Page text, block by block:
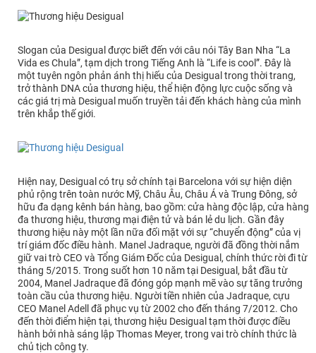
Slogan của Desigual được biết đến với câu nói Tây Ban Nha “La
Vida es Chula”, tạm dịch trong Tiếng Anh là “Life is cool”. Đây là
một tuyên ngôn phản ánh thị hiếu của Desigual trong thời trang,
trở thành DNA của thương hiệu, thể hiện động lực cuộc sống và
các giá trị mà Desigual muốn truyền tải đến khách hàng của mình
trên khắp thế giới.
Hiện nay, Desigual có trụ sở chính tại Barcelona với sự hiện diện
phủ rộng trên toàn nước Mỹ, Châu Âu, Châu Á và Trung Đông, sở
hữu đa dạng kênh bán hàng, bao gồm: cửa hàng độc lập, cửa hàng
đa thương hiệu, thương mại điện tử và bán lẻ du lịch. Gần đây
thương hiệu này một lần nữa đối mặt với sự “chuyển động” của vị
trí giám đốc điều hành. Manel Jadraque, người đã đồng thời nắm
giữ vai trò CEO và Tổng Giám Đốc của Desigual, chính thức rời đi từ
tháng 5/2015. Trong suốt hơn 10 năm tại Desigual, bắt đầu từ
2004, Manel Jadraque đã đóng góp mạnh mẽ vào sự tăng trưởng
toàn cầu của thương hiệu. Người tiền nhiên của Jadraque, cựu
CEO Manel Adell đã phục vụ từ 2002 cho đến tháng 7/2012. Cho
đến thời điểm hiện tại, thương hiệu Desigual tạm thời được điều
hành bởi nhà sáng lập Thomas Meyer, trong vai trò chính thức là
chủ tịch công ty.